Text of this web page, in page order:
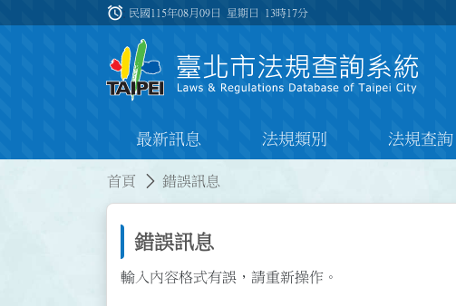
:::
alarm 民國115年08月09日 星期日 13時17分
最新訊息 法規類別 法規查詢
首頁 錯誤訊息
錯誤訊息
輸入內容格式有誤，請重新操作。